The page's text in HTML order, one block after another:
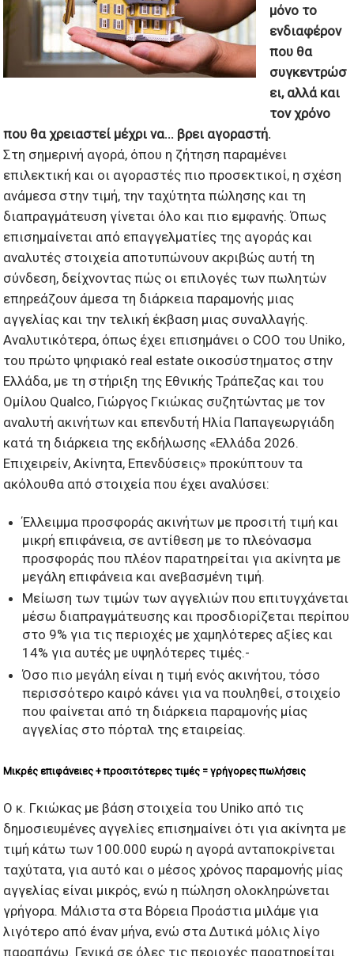
μόνο το
ενδιαφέρον
που θα
συγκεντρώσ
ει, αλλά και
τον χρόνο
που θα χρειαστεί μέχρι να... βρει αγοραστή.
Στη σημερινή αγορά, όπου η ζήτηση παραμένει
επιλεκτική και οι αγοραστές πιο προσεκτικοί, η σχέση
ανάμεσα στην τιμή, την ταχύτητα πώλησης και τη
διαπραγμάτευση γίνεται όλο και πιο εμφανής. Όπως
επισημαίνεται από επαγγελματίες της αγοράς και
αναλυτές στοιχεία αποτυπώνουν ακριβώς αυτή τη
σύνδεση, δείχνοντας πώς οι επιλογές των πωλητών
επηρεάζουν άμεσα τη διάρκεια παραμονής μιας
αγγελίας και την τελική έκβαση μιας συναλλαγής.
Αναλυτικότερα, όπως έχει επισημάνει ο COO του Uniko,
του πρώτο ψηφιακό real estate οικοσύστηματος στην
Ελλάδα, με τη στήριξη της Εθνικής Τράπεζας και του
Ομίλου Qualco, Γιώργος Γκιώκας συζητώντας με τον
αναλυτή ακινήτων και επενδυτή Ηλία Παπαγεωργιάδη
κατά τη διάρκεια της εκδήλωσης «Ελλάδα 2026.
Επιχειρείν, Ακίνητα, Επενδύσεις» προκύπτουν τα
ακόλουθα από στοιχεία που έχει αναλύσει:
Έλλειμμα προσφοράς ακινήτων με προσιτή τιμή και
μικρή επιφάνεια, σε αντίθεση με το πλεόνασμα
προσφοράς που πλέον παρατηρείται για ακίνητα με
μεγάλη επιφάνεια και ανεβασμένη τιμή.
Μείωση των τιμών των αγγελιών που επιτυγχάνεται
μέσω διαπραγμάτευσης και προσδιορίζεται περίπου
στο 9% για τις περιοχές με χαμηλότερες αξίες και
14% για αυτές με υψηλότερες τιμές.-
Όσο πιο μεγάλη είναι η τιμή ενός ακινήτου, τόσο
περισσότερο καιρό κάνει για να πουληθεί, στοιχείο
που φαίνεται από τη διάρκεια παραμονής μίας
αγγελίας στο πόρταλ της εταιρείας.
Μικρές επιφάνειες + προσιτότερες τιμές = γρήγορες πωλήσεις
Ο κ. Γκιώκας με βάση στοιχεία του Uniko από τις
δημοσιευμένες αγγελίες επισημαίνει ότι για ακίνητα με
τιμή κάτω των 100.000 ευρώ η αγορά ανταποκρίνεται
ταχύτατα, για αυτό και ο μέσος χρόνος παραμονής μίας
αγγελίας είναι μικρός, ενώ η πώληση ολοκληρώνεται
γρήγορα. Μάλιστα στα Βόρεια Προάστια μιλάμε για
λιγότερο από έναν μήνα, ενώ στα Δυτικά μόλις λίγο
παραπάνω. Γενικά σε όλες τις περιοχές παρατηρείται